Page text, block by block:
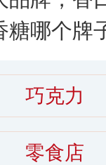
糖哪个牌
巧克力
零食店